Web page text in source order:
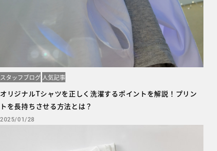
スタッフブログ 人気記事
オリジナルTシャツを正しく洗濯するポイントを解説！プリン
トを長持ちさせる方法とは？
2025/01/28